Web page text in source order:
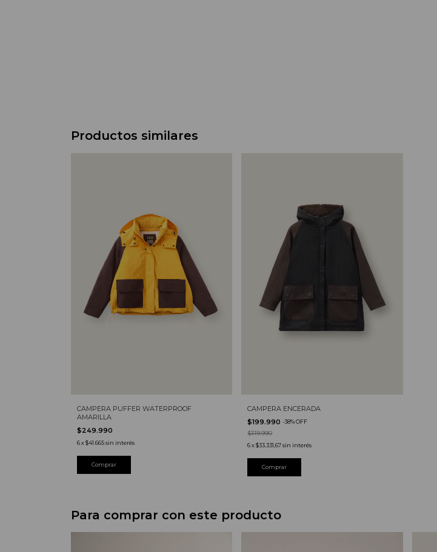
Productos similares
CAMPERA PUFFER WATERPROOF
AMARILLA
$249.990
6x$41.665sin interés
CAMPERA ENCERADA
$199.990-38%OFF
$319.990
6 x$33.331,67 sin interés
Para comprar con este producto